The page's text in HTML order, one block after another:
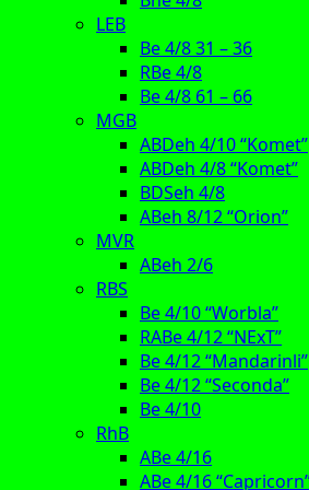
LEB
Be 4/8 31 – 36
RBe 4/8
Be 4/8 61 – 66
MGB
ABDeh 4/10 “Komet”
ABDeh 4/8 “Komet”
BDSeh 4/8
ABeh 8/12 “Orion”
MVR
ABeh 2/6
RBS
Be 4/10 “Worbla”
RABe 4/12 “NExT”
Be 4/12 “Mandarinli”
Be 4/12 “Seconda”
Be 4/10
RhB
ABe 4/16
ABe 4/16